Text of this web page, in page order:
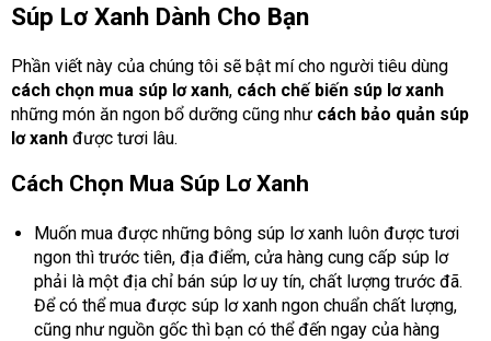
Súp Lơ Xanh Dành Cho Bạn
Phần viết này của chúng tôi sẽ bật mí cho người tiêu dùng
cách chọn mua súp lơ xanh, cách chế biến súp lơ xanh
những món ăn ngon bổ dưỡng cũng như cách bảo quản súp
lơ xanh được tươi lâu.
Cách Chọn Mua Súp Lơ Xanh
Muốn mua được những bông súp lơ xanh luôn được tươi
ngon thì trước tiên, địa điểm, cửa hàng cung cấp súp lơ
phải là một địa chỉ bán súp lơ uy tín, chất lượng trước đã.
Để có thể mua được súp lơ xanh ngon chuẩn chất lượng,
cũng như nguồn gốc thì bạn có thể đến ngay của hàng